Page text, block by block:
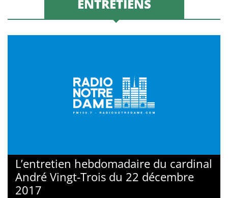
ENTRETIENS
L’entretien hebdomadaire du cardinal
André Vingt-Trois du 22 décembre
2017